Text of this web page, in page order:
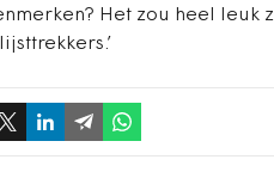
Het zou heel leuk